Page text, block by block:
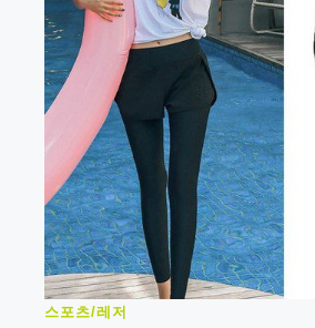
스포츠/레저